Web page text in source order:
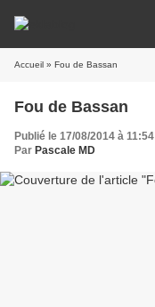
Accueil » Fou de Bassan
Fou de Bassan
Publié le 17/08/2014 à 11:54
Par Pascale MD